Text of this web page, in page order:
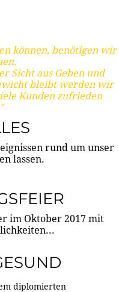
können, benötigen wir
Sicht aus Geben und
bleibt werden wir
Kunden zufrieden
rund um unser
lassen.
im Oktober 2017 mit
diplomierten